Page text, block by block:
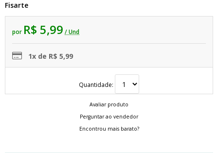
Fisarte
por R$ 5,99 / Und
1x de R$ 5,99
Quantidade:
Avaliar produto
Perguntar ao vendedor
Encontrou mais barato?